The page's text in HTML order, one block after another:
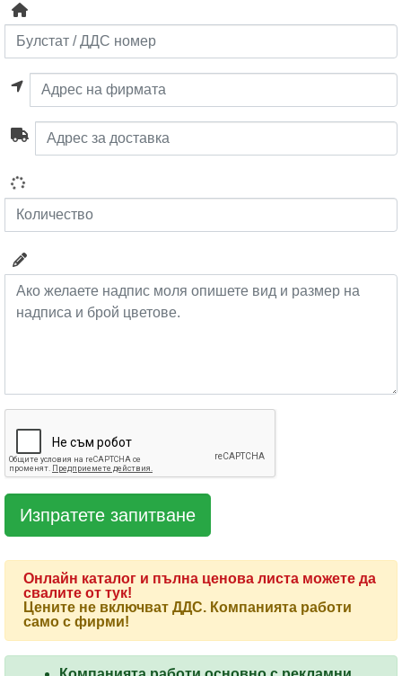
Онлайн каталог и пълна ценова листа можете да
свалите от тук!
Цените не включват ДДС. Компанията работи
само с фирми!